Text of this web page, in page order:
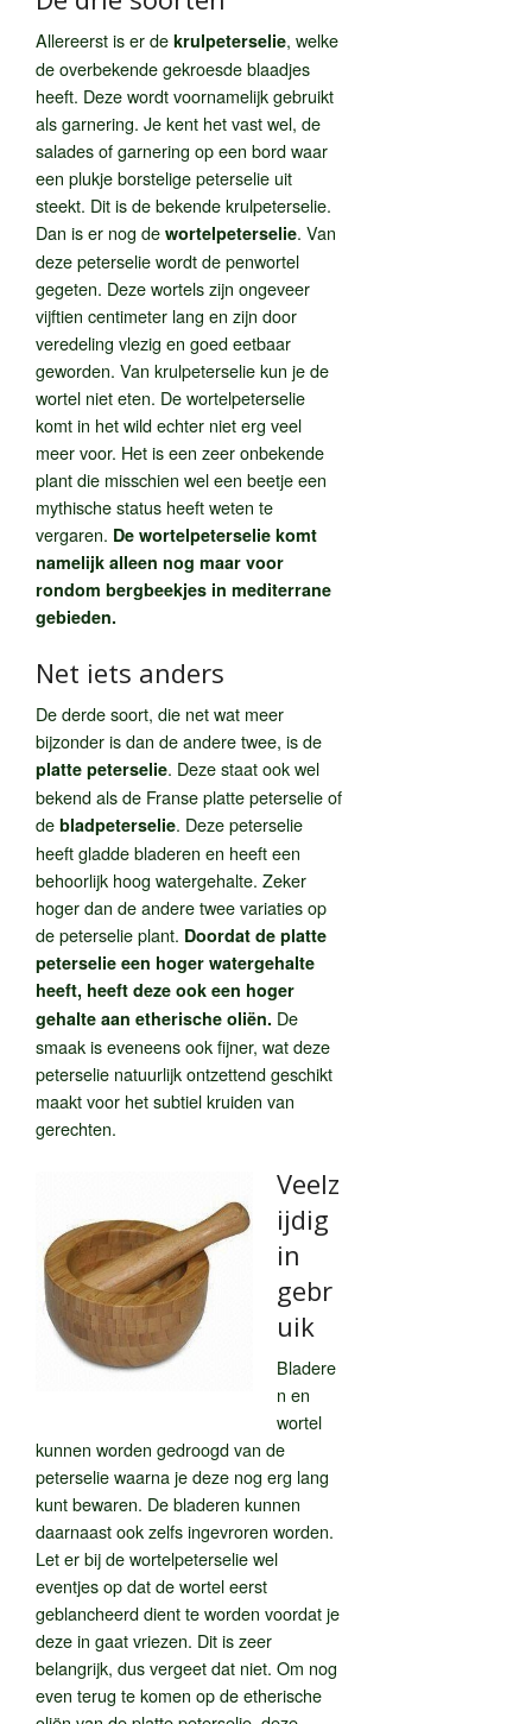
Allereerst is er de krulpeterselie, welke
de overbekende gekroesde blaadjes
heeft. Deze wordt voornamelijk gebruikt
als garnering. Je kent het vast wel, de
salades of garnering op een bord waar
een plukje borstelige peterselie uit
steekt. Dit is de bekende krulpeterselie.
Dan is er nog de wortelpeterselie. Van
deze peterselie wordt de penwortel
gegeten. Deze wortels zijn ongeveer
vijftien centimeter lang en zijn door
veredeling vlezig en goed eetbaar
geworden. Van krulpeterselie kun je de
wortel niet eten. De wortelpeterselie
komt in het wild echter niet erg veel
meer voor. Het is een zeer onbekende
plant die misschien wel een beetje een
mythische status heeft weten te
vergaren. De wortelpeterselie komt
namelijk alleen nog maar voor
rondom bergbeekjes in mediterrane
gebieden.
Net iets anders
De derde soort, die net wat meer
bijzonder is dan de andere twee, is de
platte peterselie. Deze staat ook wel
bekend als de Franse platte peterselie of
de bladpeterselie. Deze peterselie
heeft gladde bladeren en heeft een
behoorlijk hoog watergehalte. Zeker
hoger dan de andere twee variaties op
de peterselie plant. Doordat de platte
peterselie een hoger watergehalte
heeft, heeft deze ook een hoger
gehalte aan etherische oliën. De
smaak is eveneens ook fijner, wat deze
peterselie natuurlijk ontzettend geschikt
maakt voor het subtiel kruiden van
gerechten.
Veelz
ijdig
in
gebr
uik
Bladere
n en
wortel
kunnen worden gedroogd van de
peterselie waarna je deze nog erg lang
kunt bewaren. De bladeren kunnen
daarnaast ook zelfs ingevroren worden.
Let er bij de wortelpeterselie wel
eventjes op dat de wortel eerst
geblancheerd dient te worden voordat je
deze in gaat vriezen. Dit is zeer
belangrijk, dus vergeet dat niet. Om nog
even terug te komen op de etherische